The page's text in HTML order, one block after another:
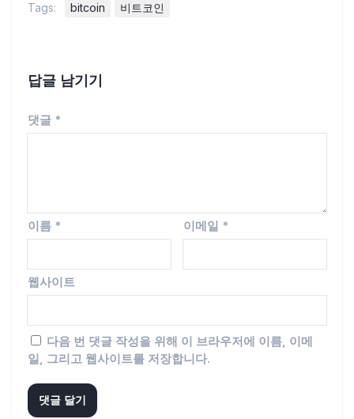
Tags: bitcoin 비트코인
답글 남기기
댓글 *
이름 * 이메일 *
웹사이트
다음 번 댓글 작성을 위해 이 브라우저에 이름, 이메
일, 그리고 웹사이트를 저장합니다.